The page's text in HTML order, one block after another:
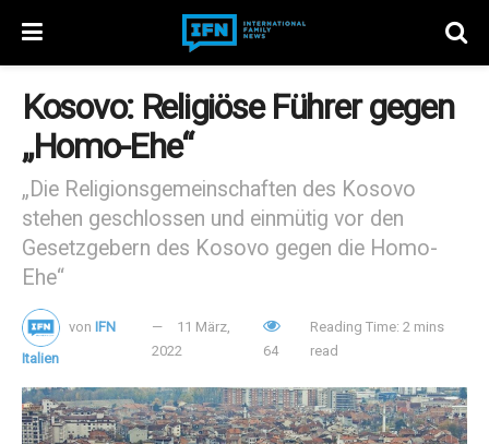
Kosovo: Religiöse Führer gegen
„Homo-Ehe“
„Die Religionsgemeinschaften des Kosovo
stehen geschlossen und einmütig vor den
Gesetzgebern des Kosovo gegen die Homo-
Ehe“
von IFN
Italien
11 März,
2022
64
Reading Time: 2 mins
read